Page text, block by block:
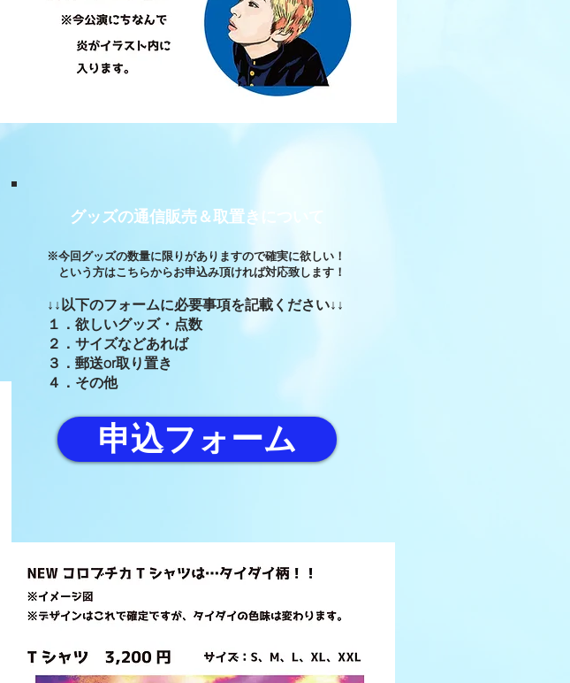
グッズの通信販売＆取置きについて
※今回グッズの数量に限りがありますので確実に欲しい！
という方はこちらからお申込み頂ければ対応致します！
↓↓以下のフォームに必要事項を記載ください↓↓
１．欲しいグッズ・点数
２．サイズなどあれば
３．郵送or取り置き
４．その他
申込フォーム